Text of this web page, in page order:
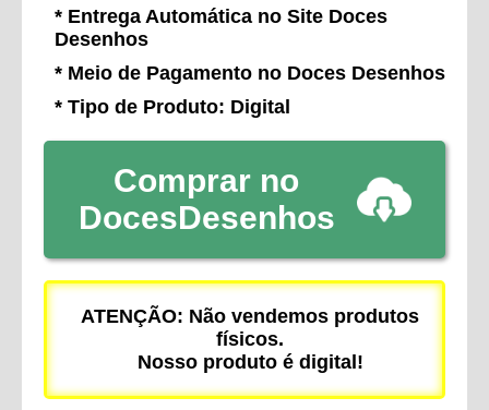
* Entrega Automática no Site Doces
Desenhos
* Meio de Pagamento no Doces Desenhos
* Tipo de Produto: Digital
Comprar no
DocesDesenhos
ATENÇÃO: Não vendemos produtos
físicos.
Nosso produto é digital!